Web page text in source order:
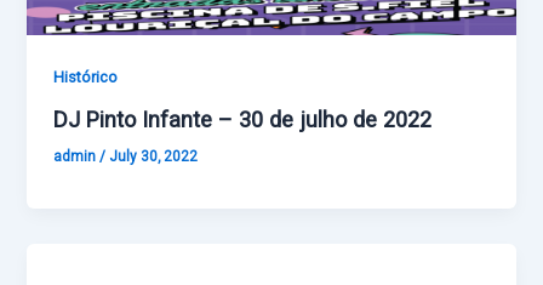
Histórico
DJ Pinto Infante – 30 de julho de 2022
admin/ July 30, 2022